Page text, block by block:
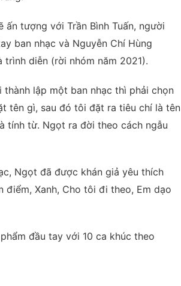
tượng với Trần Bình Tuấn, người
ban nhạc và Nguyễn Chí Hùng
diễn (rời nhóm năm 2021).
thành lập một ban nhạc thì phải chọn
tên gì, sau đó tôi đặt ra tiêu chí là tên
tính từ. Ngọt ra đời theo cách ngẫu
Ngọt đã được khán giả yêu thích
điểm, Xanh, Cho tôi đi theo, Em dạo
đầu tay với 10 ca khúc theo